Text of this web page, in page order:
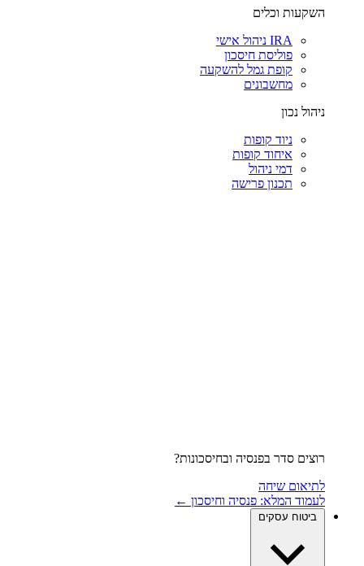
השקעות וכלים
IRA ניהול אישי
פוליסת חיסכון
קופת גמל להשקעה
מחשבונים
ניהול נכון
ניוד קופות
איחוד קופות
דמי ניהול
תכנון פרישה
רוצים סדר בפנסיה ובחיסכונות?
לתיאום שיחה
לעמוד המלא: פנסיה וחיסכון ←
ביטוח עסקים